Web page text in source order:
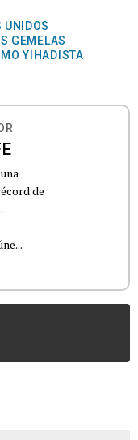
UNIDOS
GEMELAS
YIHADISTA
de